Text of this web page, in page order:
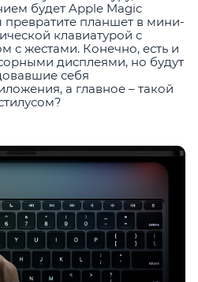
будет Apple Magic
превратите планшет в мини-
клавиатурой с
с жестами. Конечно, есть и
дисплеями, но будут
себя
а главное – такой